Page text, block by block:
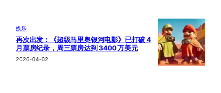
娱乐
再次出发：《超级马里奥银河电影》已打破 4
月票房纪录，周三票房达到 3400 万美元
2026-04-02